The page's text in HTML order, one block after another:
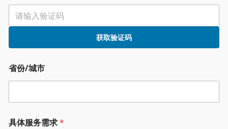
获取验证码
省份/城市
具体服务需求*